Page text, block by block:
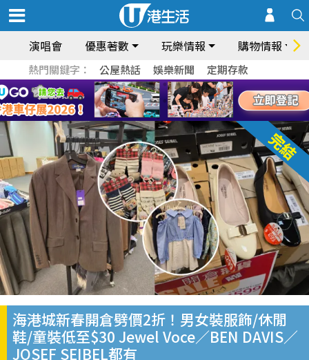
演唱會 優惠著數 玩樂情報 購物情報
熱門關鍵字： 公屋熱話 娛樂新聞 定期存款
海港城新春開倉劈價2折！男女裝服飾/休閒
鞋/童裝低至$30 Jewel Voce／BEN DAVIS／
JOSEF SEIBEL都有